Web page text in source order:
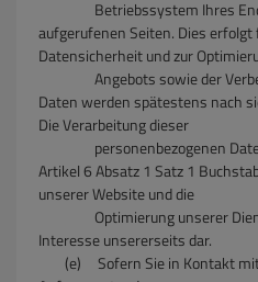
Betriebssystem Ihres
aufgerufenen Seiten. Dies erfolgt
Datensicherheit und zur
Angebots sowie der
Daten werden spätestens nach
Die Verarbeitung dieser
personenbezogenen Daten
Artikel 6 Absatz 1 Satz 1
unserer Website und die
Optimierung unserer
Interesse unsererseits dar.
(e) Sofern Sie in Kontakt mit